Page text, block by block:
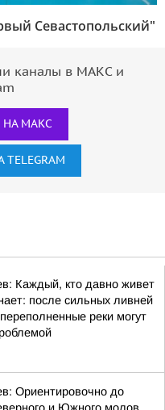
Севастопольский"
каналы в МАКС и
НА МАКС
Каждый, кто давно живет
после сильных ливней
реки могут
Ориентировочно до
и Южного молов,